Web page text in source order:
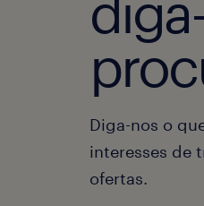
Diga-nos o
interesses de
ofertas.